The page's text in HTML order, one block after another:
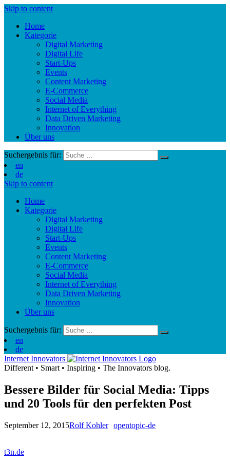
Skip to content
Home
Kategorie
Digital Marketing
Digital Life
Start-Ups
Events
Content Marketing
E-Commerce
Social Media
Internet of Everything
Data Driven Marketing
Innovation
Über uns
Suchergebnis für:
en
de
Skip to content
Home
Kategorie
Digital Marketing
Digital Life
Start-Ups
Events
Content Marketing
E-Commerce
Social Media
Internet of Everything
Data Driven Marketing
Innovation
Über uns
Suchergebnis für:
en
de
Internet Innovators
Different • Smart • Inspiring • The Innovators blog.
Bessere Bilder für Social Media: Tipps
und 20 Tools für den perfekten Post
September 12, 2015Rolf Kohler opentopic-de
t3n.de